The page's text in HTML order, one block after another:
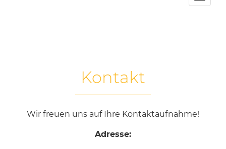
Kontakt
Wir freuen uns auf Ihre Kontaktaufnahme!
Adresse: